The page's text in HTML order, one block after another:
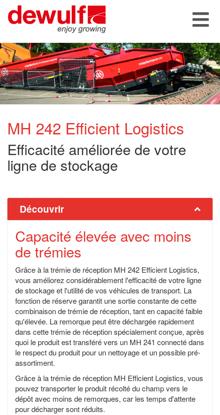
MH 242 Efficient Logistics
Efficacité améliorée de votre
ligne de stockage
Découvrir
Capacité élevée avec moins
de trémies
Grâce à la trémie de réception MH 242 Efficient Logistics,
vous améliorez considérablement l'efficacité de votre ligne
de stockage et l'utilité de vos véhicules de transport. La
fonction de réserve garantit une sortie constante de cette
combinaison de trémie de réception, tant en capacité faible
qu'élevée. La remorque peut être déchargée rapidement
dans cette trémie de réception spécialement conçue, après
quoi le produit est transféré vers un MH 241 connecté dans
le respect du produit pour un nettoyage et un possible pré-
assortiment.
Grâce à la trémie de réception MH Efficient Logistics, vous
pouvez transporter le produit récolté du champ vers le
dépôt avec moins de remorques, car les temps d'attente
pour décharger sont réduits.